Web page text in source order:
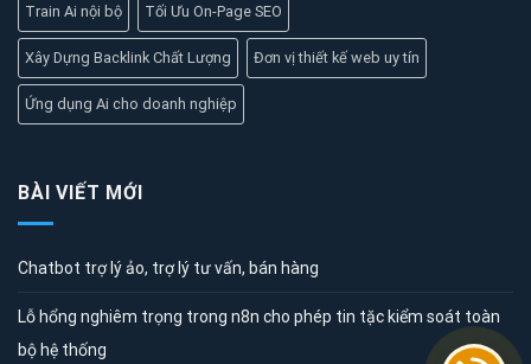
Train Ai nội bộ Tối Ưu On-Page SEO
Xây Dựng Backlink Chất Lượng Đơn vị thiết kế web uy tín
Ứng dụng Ai cho doanh nghiệp
BÀI VIẾT MỚI
Chatbot trợ lý ảo, trợ lý tư vấn, bán hàng
Lỗ hổng nghiêm trọng trong n8n cho phép tin tặc kiểm soát toàn
bộ hệ thống